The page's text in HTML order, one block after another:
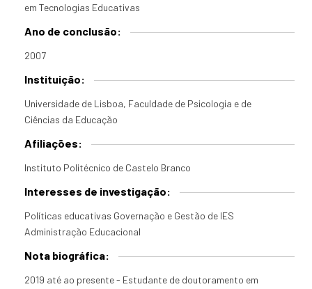
em Tecnologias Educativas
Ano de conclusão:
2007
Instituição:
Universidade de Lisboa, Faculdade de Psicologia e de
Ciências da Educação
Afiliações:
Instituto Politécnico de Castelo Branco
Interesses de investigação:
Políticas educativas Governação e Gestão de IES
Administração Educacional
Nota biográfica:
2019 até ao presente - Estudante de doutoramento em